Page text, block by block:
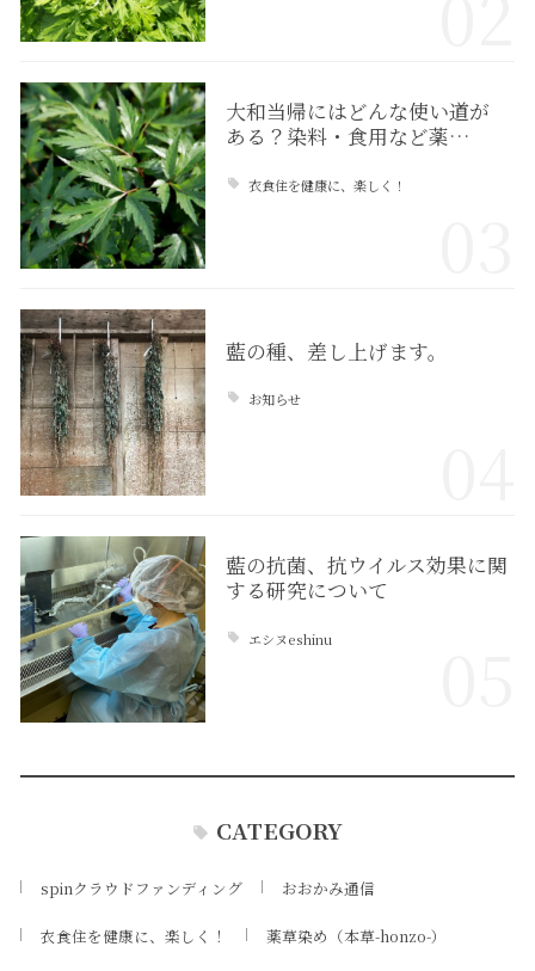
大和当帰にはどんな使い道が
ある？染料・食用など薬…
衣食住を健康に、楽しく！
藍の種、差し上げます。
お知らせ
藍の抗菌、抗ウイルス効果に関
する研究について
エシヌeshinu
CATEGORY
spinクラウドファンディング おおかみ通信
衣食住を健康に、楽しく！ 薬草染め（本草-honzo-）